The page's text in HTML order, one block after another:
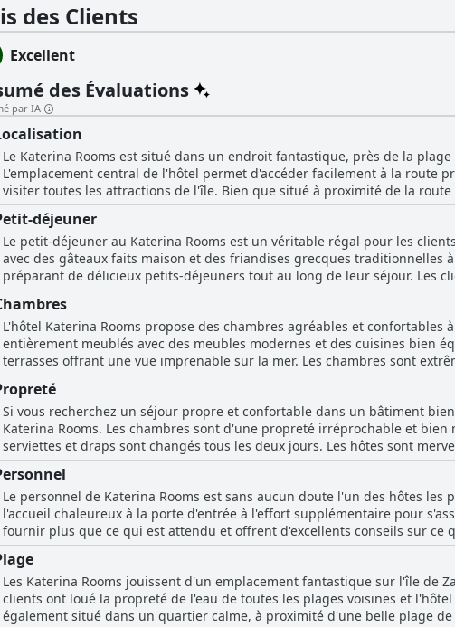
des Clients
Excellent
des Évaluations
par IA
Le Katerina Rooms est situé dans un endroit fantastique, près de la
L'emplacement central de l'hôtel permet d'accéder facilement à la route
visiter toutes les attractions de l'île. Bien que situé à proximité de la
entouré de citronniers et d'oliviers, ce qui permet de profiter d'un
très sympathique et accueillant. L'hôtel est situé non loin de la ville de
De plus, l'hôtel se trouve à proximité de belles plages offrant une vue
l'emplacement un peu éloigné et hors des sentiers battus, la majorité
visiter tous les coins de l'île en une heure de voiture au maximum.
tranquille, avec une vue magnifique sur la mer. Dans l'ensemble, le
un endroit paisible à l'écart des foules touristiques, tout en étant
déjeuner
Le petit-déjeuner au Katerina Rooms est un véritable régal pour les
avec des gâteaux faits maison et des friandises grecques traditionnelles
préparant de délicieux petits-déjeuners tout au long de leur séjour. Les
ingrédients frais, comme les tomates cultivées à la maison et même les
Katerina se sont manifestées en gâtant les clients avec des œufs, des
déjeuner, combinée à la vue imprenable et au confort des chambres, a
L'hôtel Katerina Rooms propose des chambres agréables et
entièrement meublés avec des meubles modernes et des cuisines bien
terrasses offrant une vue imprenable sur la mer. Les chambres sont
Des produits de première nécessité sont disponibles dans les
réfrigérateur. Alors que certaines chambres donnent sur la rue et
situées à l'arrière donnent sur un jardin et offrent un séjour tranquille.
état de propreté impeccable. Ils changent les serviettes et font le plein
Rooms est une belle structure moderne avec des appartements
confortable et agréable.
Si vous recherchez un séjour propre et confortable dans un bâtiment
Katerina Rooms. Les chambres sont d'une propreté irréprochable et
serviettes et draps sont changés tous les deux jours. Les hôtes sont
photos représentent fidèlement les chambres et le
confortable. Que vous séjourniez pour un court ou un long voyage, les
hébergement étonnant et parfaitement propre.
Le personnel de Katerina Rooms est sans aucun doute l'un des hôtes
l'accueil chaleureux à la porte d'entrée à l'effort supplémentaire pour
fournir plus que ce qui est attendu et offrent d'excellents conseils sur ce
et son fils Takis, sont d'une gentillesse incroyable et toujours
ont l'impression de séjourner chez une tante attentionnée et aimante.
inégalé. Il n'est donc pas étonnant que les clients les considèrent comme
besoin de recommandations d'activités ou d'une simple tasse de café,
ouvert, pour vous assurer le meilleur séjour possible.
Les Katerina Rooms jouissent d'un emplacement fantastique sur l'île de
clients ont loué la propreté de l'eau de toutes les plages voisines et
également situé dans un quartier calme, à proximité d'une belle plage